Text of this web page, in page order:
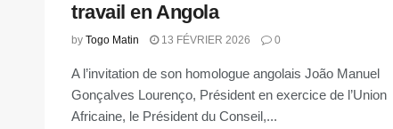
travail en Angola
by Togo Matin 13 FÉVRIER 2026 0
A l’invitation de son homologue angolais João Manuel
Gonçalves Lourenço, Président en exercice de l’Union
Africaine, le Président du Conseil,...